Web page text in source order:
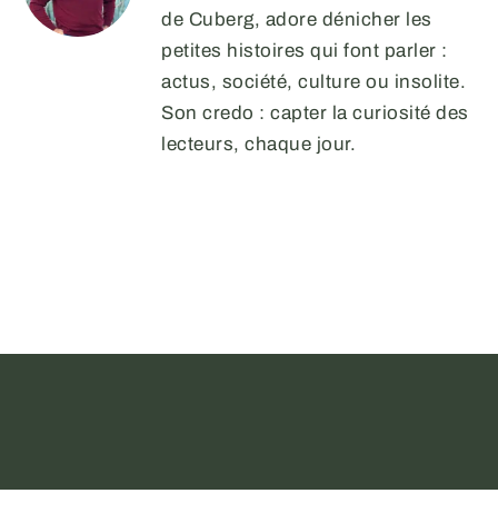
de Cuberg, adore dénicher les
petites histoires qui font parler :
actus, société, culture ou insolite.
Son credo : capter la curiosité des
lecteurs, chaque jour.